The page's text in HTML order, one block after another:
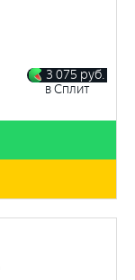
3 075 руб.
в Сплит